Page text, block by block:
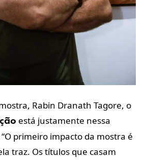
Rabin Dranath Tagore, o
está justamente nessa
primeiro impacto da mostra é
traz. Os títulos que casam